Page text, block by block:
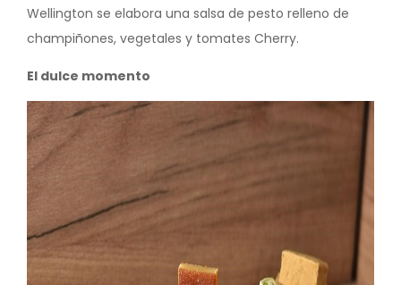
Wellington se elabora una salsa de pesto relleno de
champiñones, vegetales y tomates Cherry.
El dulce momento